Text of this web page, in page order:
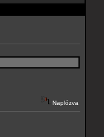
Naplózva